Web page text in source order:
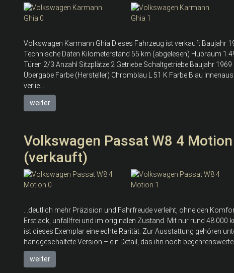
Volkswagen Karmann Ghia Dieses Fahrzeug ist verkauft Baujahr
Technische Daten Kilometerstand 55 km (abgelesen) Hubraum
Türen 2/3 Anzahl Sitzplätze 2 Getriebe Schaltgetriebe Baujahr
Übergabe Farbe (Hersteller) Chromblau L 51 K Farbe Blau
verlie...
weiter
Volkswagen Passat W8 4
(verkauft)
...deutlich mehr Präzision und Fahrfreude verleiht, ohne den
Erstlack, unfallfrei und im originalen Zustand. Mit nur rund 48.000
ist dieses Exemplar eine echte Rarität. Zur Ausstattung gehören
handgeschaltete Version – ein Detail, das ihn noch
weiter